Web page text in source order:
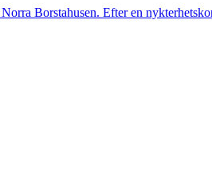
Borstahusen. Efter en